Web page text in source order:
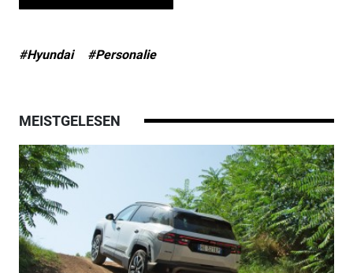
#Hyundai #Personalie
MEISTGELESEN